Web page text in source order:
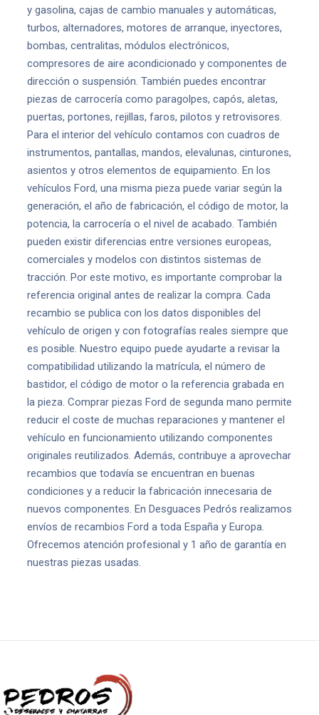
y gasolina, cajas de cambio manuales y automáticas,
turbos, alternadores, motores de arranque, inyectores,
bombas, centralitas, módulos electrónicos,
compresores de aire acondicionado y componentes de
dirección o suspensión. También puedes encontrar
piezas de carrocería como paragolpes, capós, aletas,
puertas, portones, rejillas, faros, pilotos y retrovisores.
Para el interior del vehículo contamos con cuadros de
instrumentos, pantallas, mandos, elevalunas, cinturones,
asientos y otros elementos de equipamiento. En los
vehículos Ford, una misma pieza puede variar según la
generación, el año de fabricación, el código de motor, la
potencia, la carrocería o el nivel de acabado. También
pueden existir diferencias entre versiones europeas,
comerciales y modelos con distintos sistemas de
tracción. Por este motivo, es importante comprobar la
referencia original antes de realizar la compra. Cada
recambio se publica con los datos disponibles del
vehículo de origen y con fotografías reales siempre que
es posible. Nuestro equipo puede ayudarte a revisar la
compatibilidad utilizando la matrícula, el número de
bastidor, el código de motor o la referencia grabada en
la pieza. Comprar piezas Ford de segunda mano permite
reducir el coste de muchas reparaciones y mantener el
vehículo en funcionamiento utilizando componentes
originales reutilizados. Además, contribuye a aprovechar
recambios que todavía se encuentran en buenas
condiciones y a reducir la fabricación innecesaria de
nuevos componentes. En Desguaces Pedrós realizamos
envíos de recambios Ford a toda España y Europa.
Ofrecemos atención profesional y 1 año de garantía en
nuestras piezas usadas.